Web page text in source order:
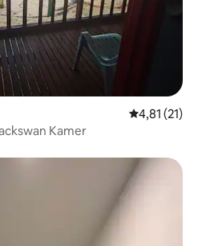
Gemiddelde
4,81 (21)
Permata Beach Chalet Blackswan Kamer